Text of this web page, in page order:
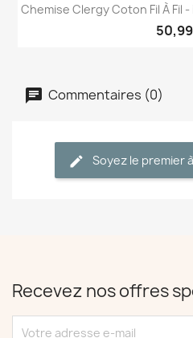
Chemise Clergy Coton Fil À Fil
Commentaires (0)
Soyez le premier
Recevez nos offres